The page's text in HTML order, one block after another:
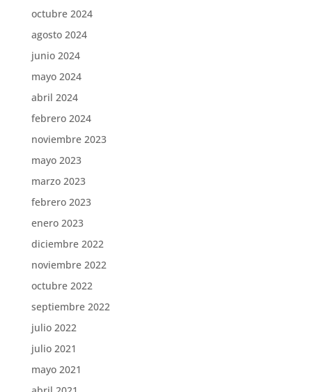
octubre 2024
agosto 2024
junio 2024
mayo 2024
abril 2024
febrero 2024
noviembre 2023
mayo 2023
marzo 2023
febrero 2023
enero 2023
diciembre 2022
noviembre 2022
octubre 2022
septiembre 2022
julio 2022
julio 2021
mayo 2021